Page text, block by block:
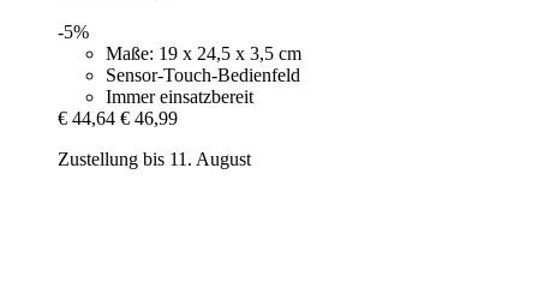
-5%
Maße: 19 x 24,5 x 3,5 cm
Sensor-Touch-Bedienfeld
Immer einsatzbereit
€ 44,64 € 46,99
Zustellung bis 11. August